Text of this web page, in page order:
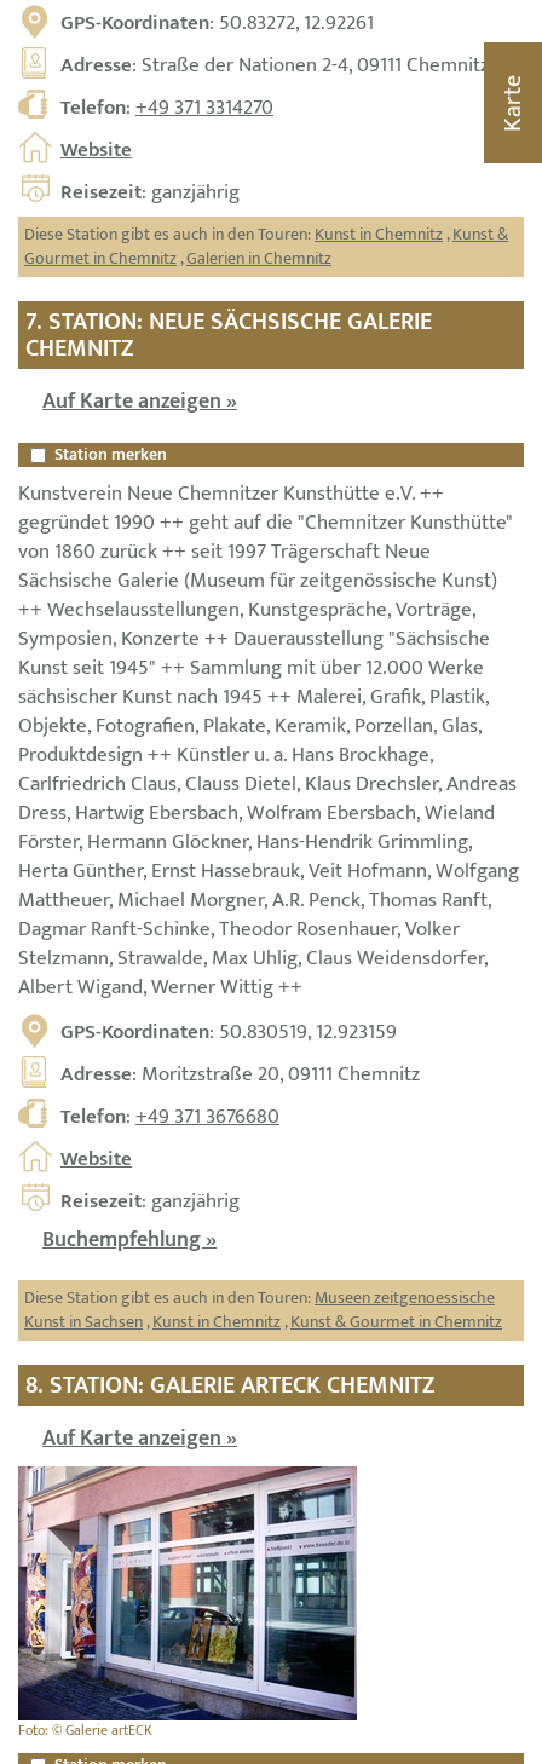
GPS-Koordinaten: 50.83272, 12.92261
Adresse: Straße der Nationen 2-4, 09111 Chemnitz
Telefon:+49 371 3314270
Website
Reisezeit: ganzjährig
Diese Station gibt es auch in den Touren:Kunst in Chemnitz,Kunst &
Gourmet in Chemnitz,Galerien in Chemnitz
7. STATION: NEUE SÄCHSISCHE GALERIE
CHEMNITZ
Auf Karte anzeigen »
Station merken
Kunstverein Neue Chemnitzer Kunsthütte e.V. ++
gegründet 1990 ++ geht auf die "Chemnitzer Kunsthütte"
von 1860 zurück ++ seit 1997 Trägerschaft Neue
Sächsische Galerie (Museum für zeitgenössische Kunst)
++ Wechselausstellungen, Kunstgespräche, Vorträge,
Symposien, Konzerte ++ Dauerausstellung "Sächsische
Kunst seit 1945" ++ Sammlung mit über 12.000 Werke
sächsischer Kunst nach 1945 ++ Malerei, Grafik, Plastik,
Objekte, Fotografien, Plakate, Keramik, Porzellan, Glas,
Produktdesign ++ Künstler u. a. Hans Brockhage,
Carlfriedrich Claus, Clauss Dietel, Klaus Drechsler, Andreas
Dress, Hartwig Ebersbach, Wolfram Ebersbach, Wieland
Förster, Hermann Glöckner, Hans-Hendrik Grimmling,
Herta Günther, Ernst Hassebrauk, Veit Hofmann, Wolfgang
Mattheuer, Michael Morgner, A.R. Penck, Thomas Ranft,
Dagmar Ranft-Schinke, Theodor Rosenhauer, Volker
Stelzmann, Strawalde, Max Uhlig, Claus Weidensdorfer,
Albert Wigand, Werner Wittig ++
GPS-Koordinaten: 50.830519, 12.923159
Adresse: Moritzstraße 20, 09111 Chemnitz
Telefon:+49 371 3676680
Website
Reisezeit: ganzjährig
Buchempfehlung »
Diese Station gibt es auch in den Touren:Museen zeitgenoessische
Kunst in Sachsen,Kunst in Chemnitz,Kunst & Gourmet in Chemnitz
8. STATION: GALERIE ARTECK CHEMNITZ
Auf Karte anzeigen »
Foto: © Galerie artECK
Karte